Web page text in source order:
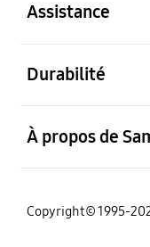
Assistance
Durabilité
À propos de
Copyright© 1995-